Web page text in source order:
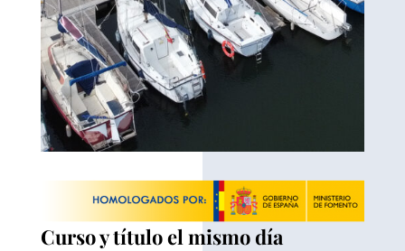
Curso y título el mismo día